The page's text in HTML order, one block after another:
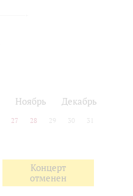
Ноябрь Декабрь
27 28 29 30 31
Концерт
отменен